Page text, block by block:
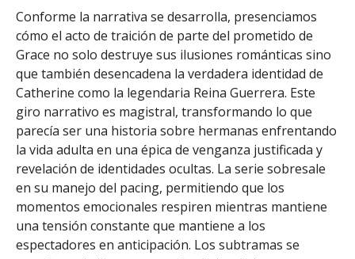
Conforme la narrativa se desarrolla, presenciamos
cómo el acto de traición de parte del prometido de
Grace no solo destruye sus ilusiones románticas sino
que también desencadena la verdadera identidad de
Catherine como la legendaria Reina Guerrera. Este
giro narrativo es magistral, transformando lo que
parecía ser una historia sobre hermanas enfrentando
la vida adulta en una épica de venganza justificada y
revelación de identidades ocultas. La serie sobresale
en su manejo del pacing, permitiendo que los
momentos emocionales respiren mientras mantiene
una tensión constante que mantiene a los
espectadores en anticipación. Los subtramas se